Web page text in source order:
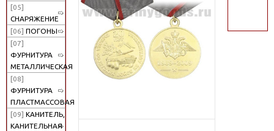
[05]
СНАРЯЖЕНИЕ
[06] ПОГОНЫ
[07]
ФУРНИТУРА
МЕТАЛЛИЧЕСКАЯ
[08]
ФУРНИТУРА
ПЛАСТМАССОВАЯ
[09] КАНИТЕЛЬ,
КАНИТЕЛЬНАЯ